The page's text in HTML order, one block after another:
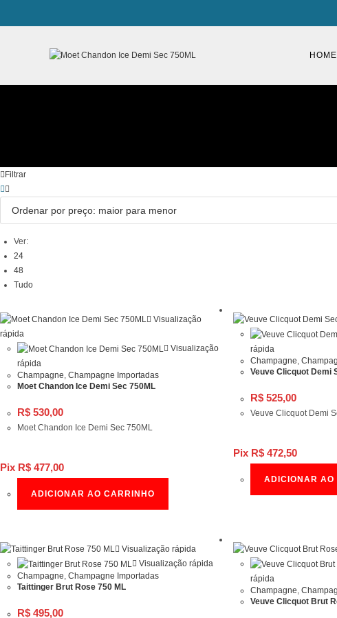
para
HOME
Filtrar
Ver:
24
48
Tudo
Visualização
rápida
Pix R$ 477,00
Visualização
rápida
Champagne Champagne Importadas
Moet Chandon Ice Demi Sec 750ML
R$ 530,00
Moet Chandon Ice Demi Sec 750ML
ADICIONAR AO CARRINHO
Pix R$ 472,50
rápida
Champagne ,
Veuve Clicquot Demi
R$ 525,00
Veuve Clicquot Demi
ADICIONAR AO
Visualização rápida
Visualização rápida
Champagne, Champagne Importadas
Taittinger Brut Rose 750 ML
R$ 495,00
rápida
Champagne,
Veuve Clicquot Brut